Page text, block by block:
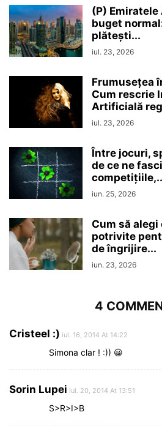
(P) Emiratele
buget
plătești...
iul. 23, 2026
Frumusețea
Cum rescrie
Artificială
iul. 23, 2026
Între jocuri,
de ce ne
iun. 25, 2026
Cum să
potrivite
de îngrijire...
iun. 23, 2026
4
Cristeel :) iul. 16, 2014 At 14:22
Simona clar ! :)) 😀
Sorin Lupei iul. 20, 2014 At 13:51
S>R>I>B